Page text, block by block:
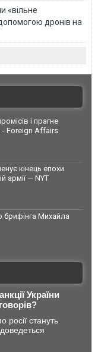
«вільне
дронів на
і прагне
- Foreign Affairs
кінець епохи
армії — NYT
брифінга Михайла
України
росії стануть